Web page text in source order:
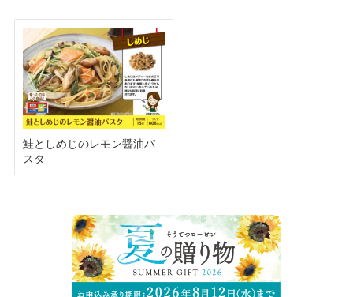
鮭としめじのレモン醤油パ
スタ